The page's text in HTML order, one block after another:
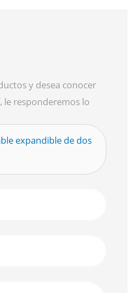
y desea conocer
le responderemos lo
expandible de dos